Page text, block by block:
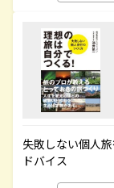
失敗しない個人
ドバイス